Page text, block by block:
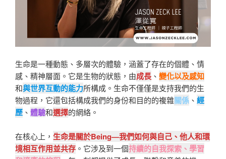
生命是一種動態、多層次的體驗，涵蓋了存在的個體、情
感、精神層面。它是生物的狀態，由成長 、 變化以及感知
和與世界互動的能力所構成。生命不僅僅是支持我們的生
物過程，它還包括構成我們的身份和目的的複雜關係 、 經
歷 、 體驗和選擇的網絡。
在核心上， 生命是關於Being—我們如何與自己、他人和環
境相互作用並共存 。它涉及到一個持續的自我探索、學習